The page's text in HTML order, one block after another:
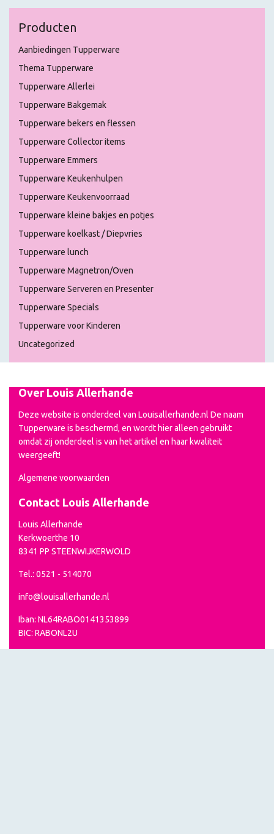
Producten
Aanbiedingen Tupperware
Thema Tupperware
Tupperware Allerlei
Tupperware Bakgemak
Tupperware bekers en flessen
Tupperware Collector items
Tupperware Emmers
Tupperware Keukenhulpen
Tupperware Keukenvoorraad
Tupperware kleine bakjes en potjes
Tupperware koelkast / Diepvries
Tupperware lunch
Tupperware Magnetron/Oven
Tupperware Serveren en Presenter
Tupperware Specials
Tupperware voor Kinderen
Uncategorized
Over Louis Allerhande
Deze website is onderdeel van Louisallerhande.nl De naam
Tupperware is beschermd, en wordt hier alleen gebruikt
omdat zij onderdeel is van het artikel en haar kwaliteit
weergeeft!
Algemene voorwaarden
Contact Louis Allerhande
Louis Allerhande
Kerkwoerthe 10
8341 PP STEENWIJKERWOLD
Tel.: 0521 - 514070
info@louisallerhande.nl
Iban: NL64RABO0141353899
BIC: RABONL2U